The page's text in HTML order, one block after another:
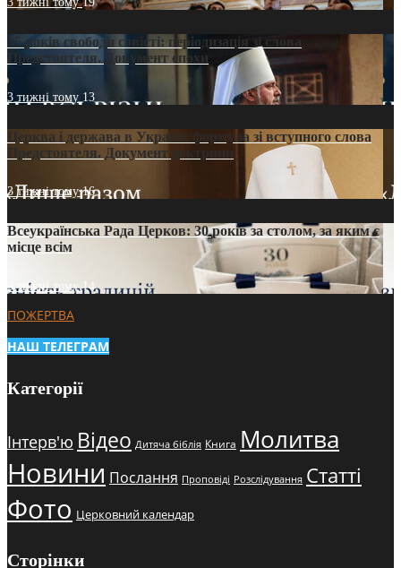
35 років свободи совісті: періодизація зі слова
Предстоятеля. Документ епохи
3 тижні тому 13
Церква і держава в Україні: формула зі вступного слова
Предстоятеля. Документ доктрини
3 тижні тому16
Всеукраїнська Рада Церков: 30 років за столом, за яким є
місце всім
3 тижні тому14
ПОЖЕРТВА
НАШ ТЕЛЕГРАМ
Категорії
Інтерв'ю Відео Дитяча біблія Книга Молитва
Новини Послання Проповіді Розслідування Статті
Фото Церковний календар
Сторінки